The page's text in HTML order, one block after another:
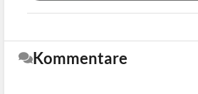
Kommentare